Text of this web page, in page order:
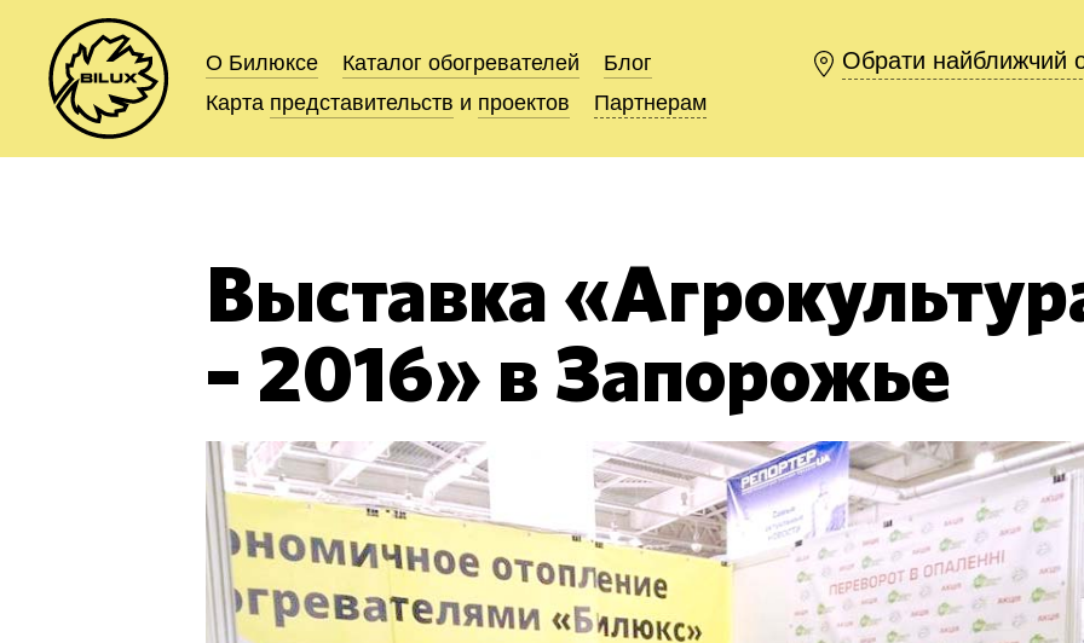
О Билюксе Каталог обогревателей
Блог
Карта представительств и проектов Партнерам
Обрати найближчий
О Билюксе Каталог обогревателей
Блог
Карта представительств и проектов Партнерам
Обрати найближчий
Выставка
– 2016» в Запорожье